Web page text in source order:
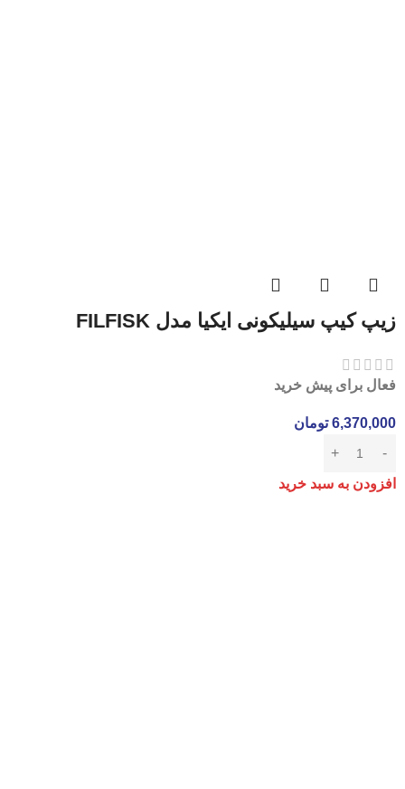
زیپ کیپ سیلیکونی ایکیا مدل FILFISK
فعال برای پیش خرید
6,370,000 تومان
افزودن به سبد خرید